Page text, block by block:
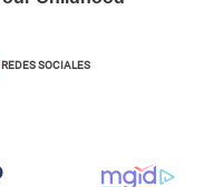
REDES SOCIALES